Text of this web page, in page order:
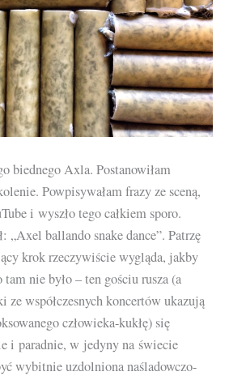
biednego Axla. Postanowiłam
Powpisywałam frazy ze sceną,
i wyszło tego całkiem sporo.
„Axel ballando snake dance”. Patrzę
krok rzeczywiście wygląda, jakby
nie było – ten gościu rusza (a
ze współczesnych koncertów ukazują
człowieka-kukłę) się
i paradnie, w jedyny na świecie
wybitnie uzdolniona naśladowczo-